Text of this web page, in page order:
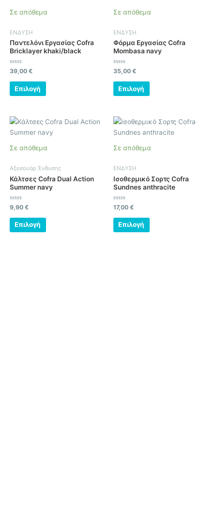
Σε απόθεμα
ΕΝΔΥΣΗ
Παντελόνι Εργασίας Cofra
Bricklayer khaki/black
Βαθμολογήθηκε
με
0
από
39,00 €
Επιλογή
έχει
παραλλαγές.
Οι
να
του
προϊόντος
Σε απόθεμα
ΕΝΔΥΣΗ
Φόρμα Εργασίας Cofra
Mombasa navy
Βαθμολογήθηκε
με
0
από
35,00 €
Επιλογή
έχει
παραλλαγές.
Οι
να
του
προϊόντος
Σε απόθεμα
Αξεσουάρ Ένδυσης
Κάλτσες Cofra Dual Action
Summer navy
Βαθμολογήθηκε
με
0
από
9,90 €
Επιλογή
Αυτό
το
έχει
παραλλαγές.
Οι
να
Σε απόθεμα
ΕΝΔΥΣΗ
Ισοθερμικό Σορτς Cofra
Sundnes anthracite
Βαθμολογήθηκε
με
0
από
17,00 €
Επιλογή
Αυτό
το
έχει
παραλλαγές.
Οι
να